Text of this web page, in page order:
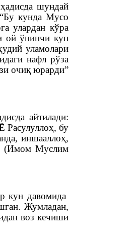
шундай
кунда Мусо
улардан кўра
ой ўнинчи кун
уламолари
нафл рўза
очиқ юрарди”
айтилади:
Расулуллоҳ, бу
иншааллоҳ,
(Имом Муслим
кун давомида
Жумладан,
воз кечиши